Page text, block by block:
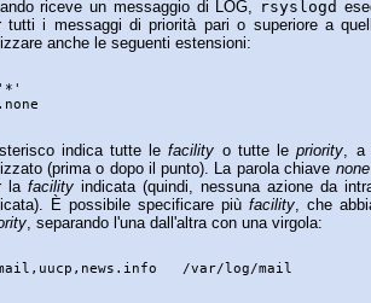
riceve un messaggio di LOG, rsyslogd
tutti i messaggi di priorità pari o superiore a
anche le seguenti estensioni:
indica tutte lefacility o tutte lepriority ,
(prima o dopo il punto). La parola chiave none
la facilityindicata (quindi, nessuna azione da
È possibile specificare più facility, che
, separando l'una dall'altra con una virgola: